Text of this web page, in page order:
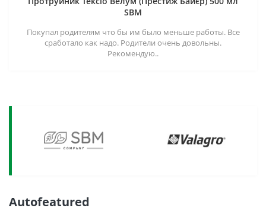
SBM
Покупал родителям что бы им было меньше работы. Все
сработало как надо. Родители очень довольны.
Рекомендую..
Autofeatured